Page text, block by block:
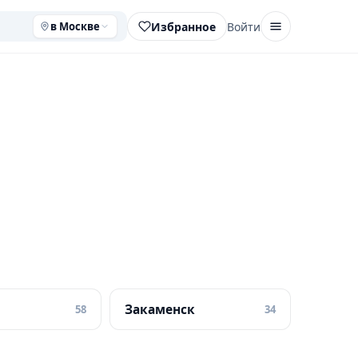
в Москве Избранное Войти
58 Закаменск 34